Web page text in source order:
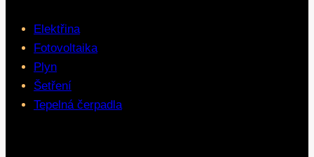
Elektřina
Fotovoltaika
Plyn
Šetření
Tepelná čerpadla